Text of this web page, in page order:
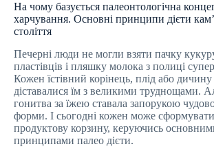
На чому базується палеонтологічна
харчування. Основні принципи дієти
століття
Печерні люди не могли взяти пачку
пластівців і пляшку молока з полиці
Кожен їстівний корінець, плід або дичину
діставалися їм з великими труднощами.
гонитва за їжею ставала запорукою
форми. І сьогодні кожен може
продуктову корзину, керуючись
принципами палео дієти.